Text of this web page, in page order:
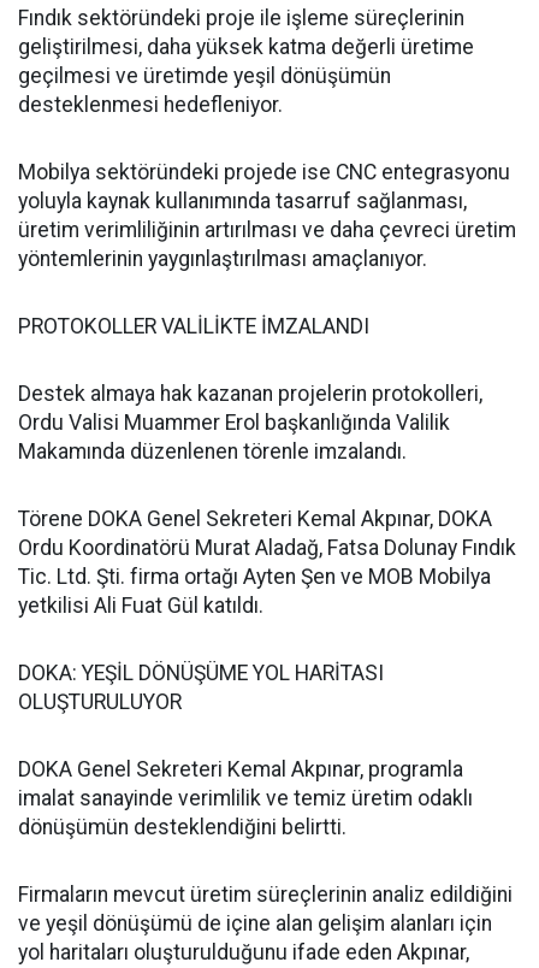
Fındık sektöründeki proje ile işleme süreçlerinin
geliştirilmesi, daha yüksek katma değerli üretime
geçilmesi ve üretimde yeşil dönüşümün
desteklenmesi hedefleniyor.
Mobilya sektöründeki projede ise CNC entegrasyonu
yoluyla kaynak kullanımında tasarruf sağlanması,
üretim verimliliğinin artırılması ve daha çevreci üretim
yöntemlerinin yaygınlaştırılması amaçlanıyor.
PROTOKOLLER VALİLİKTE İMZALANDI
Destek almaya hak kazanan projelerin protokolleri,
Ordu Valisi Muammer Erol başkanlığında Valilik
Makamında düzenlenen törenle imzalandı.
Törene DOKA Genel Sekreteri Kemal Akpınar, DOKA
Ordu Koordinatörü Murat Aladağ, Fatsa Dolunay Fındık
Tic. Ltd. Şti. firma ortağı Ayten Şen ve MOB Mobilya
yetkilisi Ali Fuat Gül katıldı.
DOKA: YEŞİL DÖNÜŞÜME YOL HARİTASI
OLUŞTURULUYOR
DOKA Genel Sekreteri Kemal Akpınar, programla
imalat sanayinde verimlilik ve temiz üretim odaklı
dönüşümün desteklendiğini belirtti.
Firmaların mevcut üretim süreçlerinin analiz edildiğini
ve yeşil dönüşümü de içine alan gelişim alanları için
yol haritaları oluşturulduğunu ifade eden Akpınar,